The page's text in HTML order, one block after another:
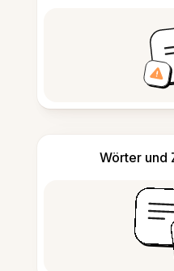
Wörter und